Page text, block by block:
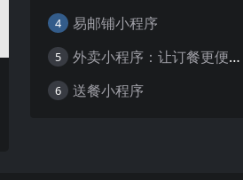
4 易邮铺小程序
5 外卖小程序：让订餐更便捷，吃货的福音
6 送餐小程序